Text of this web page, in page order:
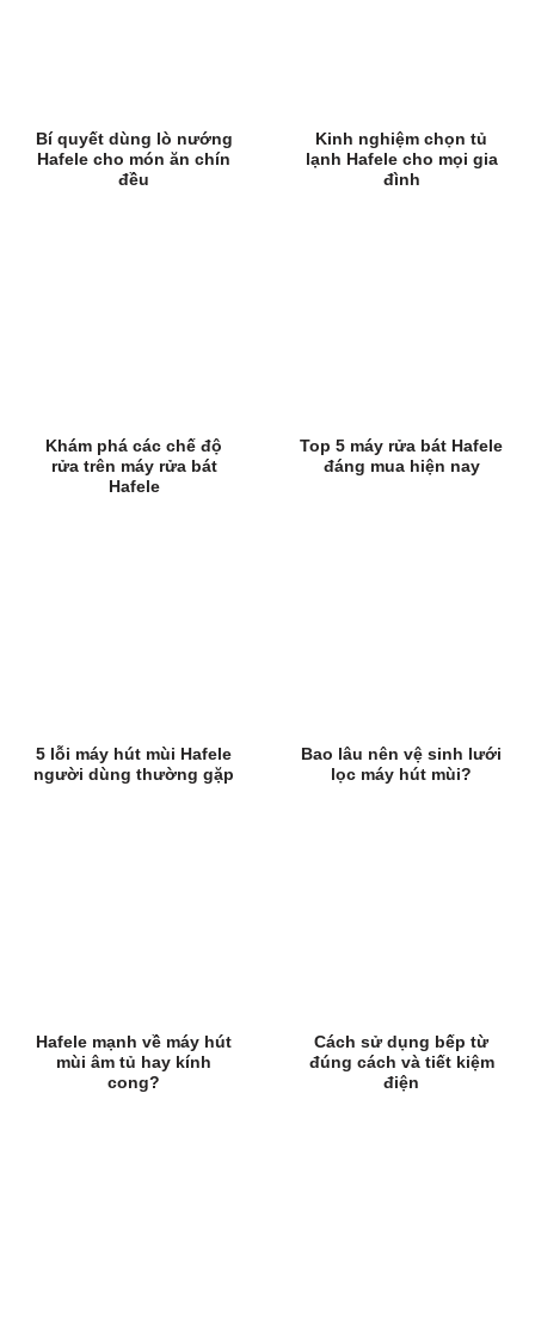
Bí quyết dùng lò nướng
Hafele cho món ăn chín
đều
Kinh nghiệm chọn tủ
lạnh Hafele cho mọi gia
đình
Khám phá các chế độ
rửa trên máy rửa bát
Hafele
Top 5 máy rửa bát Hafele
đáng mua hiện nay
5 lỗi máy hút mùi Hafele
người dùng thường gặp
Bao lâu nên vệ sinh lưới
lọc máy hút mùi?
Hafele mạnh về máy hút
mùi âm tủ hay kính
cong?
Cách sử dụng bếp từ
đúng cách và tiết kiệm
điện